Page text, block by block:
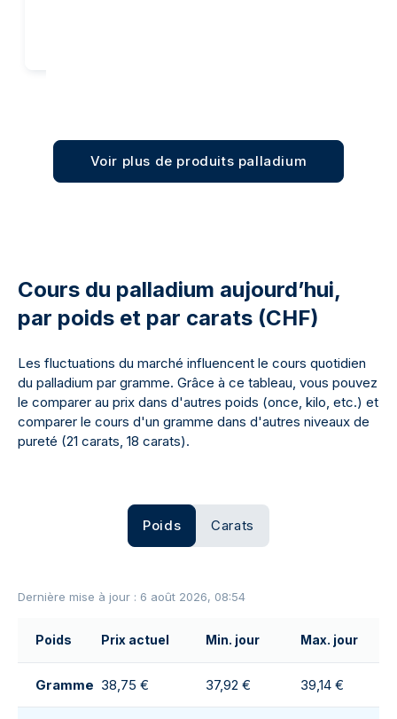
Voir plus de produits palladium
Cours du palladium aujourd’hui,
par poids et par carats (CHF)
Les fluctuations du marché influencent le cours quotidien
du palladium par gramme. Grâce à ce tableau, vous pouvez
le comparer au prix dans d'autres poids (once, kilo, etc.) et
comparer le cours d'un gramme dans d'autres niveaux de
pureté (21 carats, 18 carats).
Poids Carats
Dernière mise à jour : 6 août 2026, 08:54
Poids Prix actuel Min. jour Max. jour
Gramme 38,75 € 37,92 € 39,14 €